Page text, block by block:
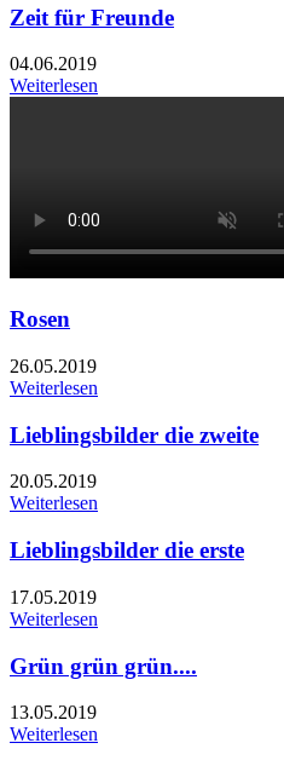
Zeit für Freunde
04.06.2019
Weiterlesen
Rosen
26.05.2019
Weiterlesen
Lieblingsbilder die zweite
20.05.2019
Weiterlesen
Lieblingsbilder die erste
17.05.2019
Weiterlesen
Grün grün grün....
13.05.2019
Weiterlesen